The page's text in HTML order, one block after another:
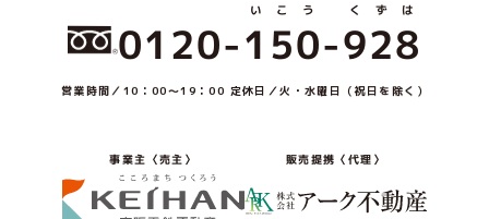
0120-150
いこう
-928
くずは
営業時間／10：00～19：00 定休日／火・水曜日（祝日を除く）
事業主〈売主〉 販売提携〈代理〉